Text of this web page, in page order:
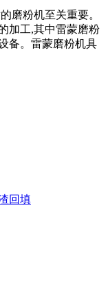
磨粉机至关重要。
加工,其中雷蒙磨粉
备。雷蒙磨粉机具
回填